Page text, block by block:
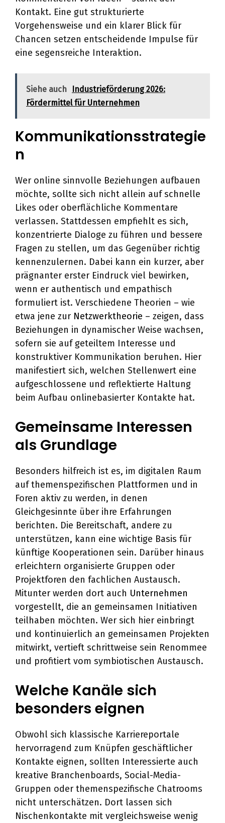
Kontakt. Eine gut strukturierte
Vorgehensweise und ein klarer Blick für
Chancen setzen entscheidende Impulse für
eine segensreiche Interaktion.
Siehe auch
Industrieförderung 2026:
Fördermittel für Unternehmen
Kommunikationsstrategie
n
Wer online sinnvolle Beziehungen aufbauen
möchte, sollte sich nicht allein auf schnelle
Likes oder oberflächliche Kommentare
verlassen. Stattdessen empfiehlt es sich,
konzentrierte Dialoge zu führen und bessere
Fragen zu stellen, um das Gegenüber richtig
kennenzulernen. Dabei kann ein kurzer, aber
prägnanter erster Eindruck viel bewirken,
wenn er authentisch und empathisch
formuliert ist. Verschiedene Theorien – wie
etwa jene zur Netzwerktheorie – zeigen, dass
Beziehungen in dynamischer Weise wachsen,
sofern sie auf geteiltem Interesse und
konstruktiver Kommunikation beruhen. Hier
manifestiert sich, welchen Stellenwert eine
aufgeschlossene und reflektierte Haltung
beim Aufbau onlinebasierter Kontakte hat.
Gemeinsame Interessen
als Grundlage
Besonders hilfreich ist es, im digitalen Raum
auf themenspezifischen Plattformen und in
Foren aktiv zu werden, in denen
Gleichgesinnte über ihre Erfahrungen
berichten. Die Bereitschaft, andere zu
unterstützen, kann eine wichtige Basis für
künftige Kooperationen sein. Darüber hinaus
erleichtern organisierte Gruppen oder
Projektforen den fachlichen Austausch.
Mitunter werden dort auch Unternehmen
vorgestellt, die an gemeinsamen Initiativen
teilhaben möchten. Wer sich hier einbringt
und kontinuierlich an gemeinsamen Projekten
mitwirkt, vertieft schrittweise sein Renommee
und profitiert vom symbiotischen Austausch.
Welche Kanäle sich
besonders eignen
Obwohl sich klassische Karriereportale
hervorragend zum Knüpfen geschäftlicher
Kontakte eignen, sollten Interessierte auch
kreative Branchenboards, Social-Media-
Gruppen oder themenspezifische Chatrooms
nicht unterschätzen. Dort lassen sich
Nischenkontakte mit vergleichsweise wenig